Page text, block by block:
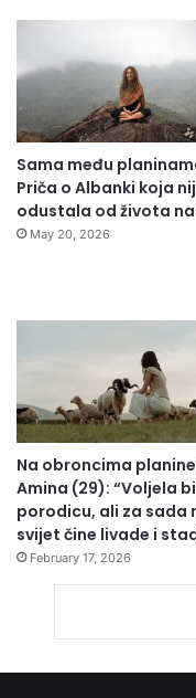
Sama među
Priča o Albanki koja
odustala od života na
May 20, 2026
Na obroncima
Amina (29): “Voljela
porodicu, ali za sada
svijet čine livade i
February 17, 2026